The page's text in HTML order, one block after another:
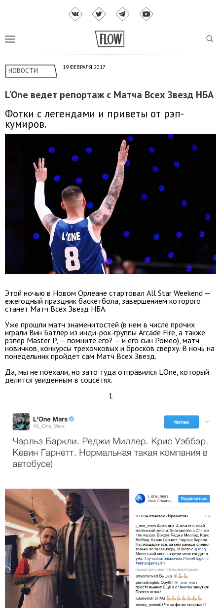
НОВОСТИ 19 ФЕВРАЛЯ 2017
L'One ведет репортаж с Матча Всех Звезд НБА
Фотки с легендами и приветы от рэп-
кумиров.
Этой ночью в Новом Орлеане стартовал All Star Weekend —
ежегодный праздник баскетбола, завершением которого
станет Матч Всех Звезд НБА.
Уже прошли матч знаменитостей (в нем в числе прочих
играли Вин Батлер из инди-рок-группы Arcade Fire, а также
рэпер Master P, — помните его? — и его сын Ромео), матч
новичков, конкурсы трехочковых и бросков сверху. В ночь на
понедельник пройдет сам Матч Всех Звезд.
Да, мы не поехали, но зато туда отправился L'One, который
делится увиденным в соцсетях.
1